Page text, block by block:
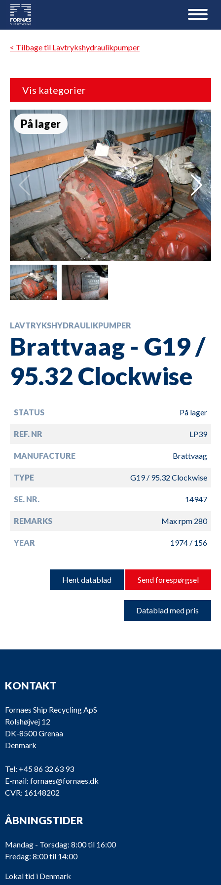
< Tilbage til Lavtrykshydraulikpumper
Vis kategorier
På lager
LAVTRYKSHYDRAULIKPUMPER
Brattvaag - G19 /
95.32 Clockwise
STATUS På lager
REF. NR LP39
MANUFACTURE Brattvaag
TYPE G19 / 95.32 Clockwise
SE. NR. 14947
REMARKS Max rpm 280
YEAR 1974 / 156
Hent datablad Send forespørgsel
Datablad med pris
KONTAKT
Fornaes Ship Recycling ApS
Rolshøjvej 12
DK-8500 Grenaa
Denmark
Tel: +45 86 32 63 93
E-mail: fornaes@fornaes.dk
CVR: 16148202
ÅBNINGSTIDER
Mandag - Torsdag: 8:00 til 16:00
Fredag: 8:00 til 14:00
Lokal tid i Denmark